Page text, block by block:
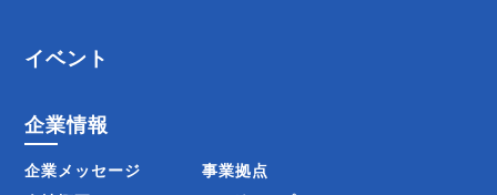
イベント
企業情報
企業メッセージ
事業拠点